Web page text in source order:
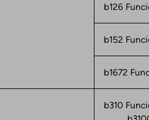
b126
b152
b1672
b310